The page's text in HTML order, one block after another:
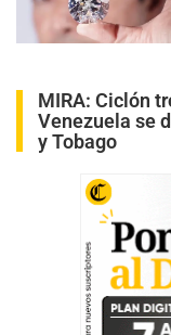
MIRA: Ciclón
Venezuela se
y Tobago